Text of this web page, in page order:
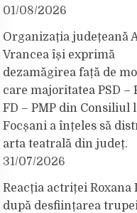
01/08/2026
Organizația județeană
Vrancea își exprimă
dezamăgirea față de
care majoritatea PSD –
FD – PMP din Consiliul
Focșani a înțeles să
arta teatrală din județ.
31/07/2026
Reacția actriței Roxana
după desființarea